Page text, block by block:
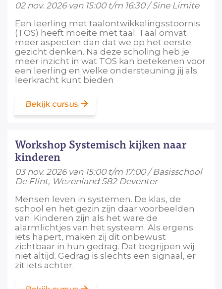
02 nov. 2026 van 15:00 t/m 16:30 / Sine Limite
Een leerling met taalontwikkelingsstoornis
(TOS) heeft moeite met taal. Taal omvat
meer aspecten dan dat we op het eerste
gezicht denken. Na deze scholing heb je
meer inzicht in wat TOS kan betekenen voor
een leerling en welke ondersteuning jij als
leerkracht kunt bieden
Bekijk cursus
Workshop Systemisch kijken naar
kinderen
03 nov. 2026 van 15:00 t/m 17:00 / Basisschool
De Flint, Wezenland 582 Deventer
Mensen leven in systemen. De klas, de
school en het gezin zijn daar voorbeelden
van. Kinderen zijn als het ware de
alarmlichtjes van het systeem. Als ergens
iets hapert, maken zij dit onbewust
zichtbaar in hun gedrag. Dat begrijpen wij
niet altijd. Gedrag is slechts een signaal, er
zit iets achter.